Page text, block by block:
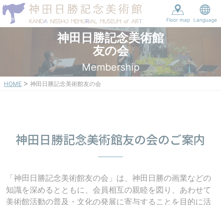
Floor map Language
神田日勝記念美術館
友の会
Membership
HOME 神田日勝記念美術館友の会
神田日勝記念美術館友の会のご案内
「神田日勝記念美術館友の会」は、神田日勝の画業などの
知識を深めるとともに、会員相互の親睦を図り、あわせて
美術館活動の普及・文化の発展に寄与することを目的に活